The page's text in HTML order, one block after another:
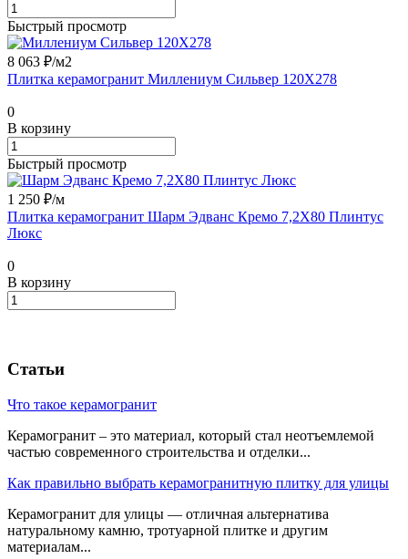
Быстрый просмотр
8 063 ₽/м2
Плитка керамогранит Миллениум Сильвер 120X278
0
В корзину
Быстрый просмотр
1 250 ₽/м
Плитка керамогранит Шарм Эдванс Кремо 7,2X80 Плинтус
Люкс
0
В корзину
Статьи
Что такое керамогранит
Керамогранит – это материал, который стал неотъемлемой
частью современного строительства и отделки...
Как правильно выбрать керамогранитную плитку для улицы
Керамогранит для улицы — отличная альтернатива
натуральному камню, тротуарной плитке и другим
материалам...